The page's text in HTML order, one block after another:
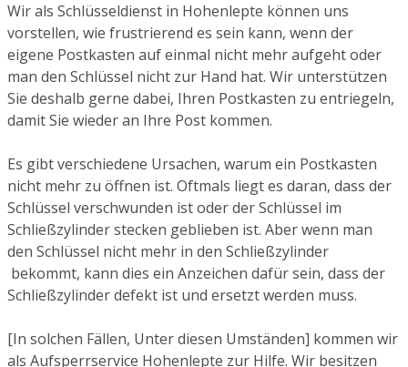
Wir als Schlüsseldienst in Hohenlepte können uns
vorstellen, wie frustrierend es sein kann, wenn der
eigene Postkasten auf einmal nicht mehr aufgeht oder
man den Schlüssel nicht zur Hand hat. Wir unterstützen
Sie deshalb gerne dabei, Ihren Postkasten zu entriegeln,
damit Sie wieder an Ihre Post kommen.
Es gibt verschiedene Ursachen, warum ein Postkasten
nicht mehr zu öffnen ist. Oftmals liegt es daran, dass der
Schlüssel verschwunden ist oder der Schlüssel im
Schließzylinder stecken geblieben ist. Aber wenn man
den Schlüssel nicht mehr in den Schließzylinder
bekommt, kann dies ein Anzeichen dafür sein, dass der
Schließzylinder defekt ist und ersetzt werden muss.
[In solchen Fällen, Unter diesen Umständen] kommen wir
als Aufsperrservice Hohenlepte zur Hilfe. Wir besitzen